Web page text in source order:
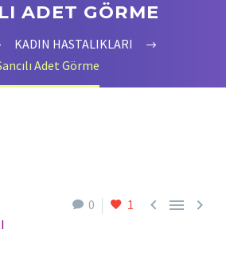
ADET GÖRME
KADIN HASTALIKLARI
Adet Görme
0 1   